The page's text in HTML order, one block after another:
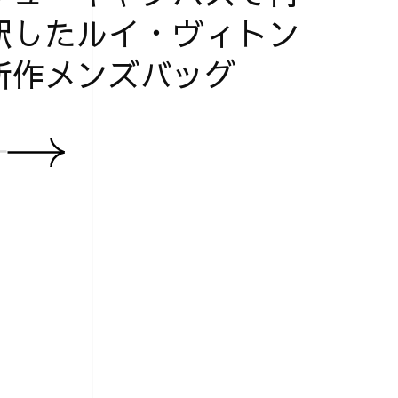
したルイ・ヴィトン
作メンズバッグ